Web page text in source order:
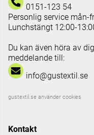
0151-123 54
Personlig service mån-
Lunchstängt 12:00-
Du kan även höra av
meddelande till:
info@gustextil.se
gustextil.se använder cookies
Kontakt